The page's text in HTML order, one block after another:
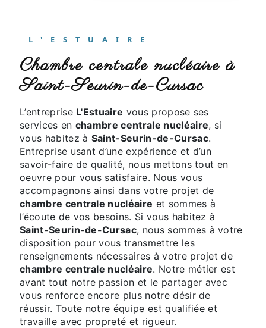
L'ESTUAIRE
chambre centrale nucléaire à
Saint-Seurin-de-Cursac
L’entreprise L'Estuaire vous propose ses
services en chambre centrale nucléaire, si
vous habitez à Saint-Seurin-de-Cursac.
Entreprise usant d’une expérience et d’un
savoir-faire de qualité, nous mettons tout en
oeuvre pour vous satisfaire. Nous vous
accompagnons ainsi dans votre projet de
chambre centrale nucléaire et sommes à
l’écoute de vos besoins. Si vous habitez à
Saint-Seurin-de-Cursac, nous sommes à votre
disposition pour vous transmettre les
renseignements nécessaires à votre projet de
chambre centrale nucléaire. Notre métier est
avant tout notre passion et le partager avec
vous renforce encore plus notre désir de
réussir. Toute notre équipe est qualifiée et
travaille avec propreté et rigueur.